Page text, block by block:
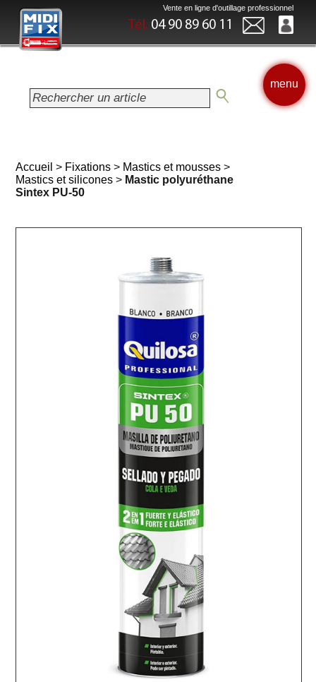
Vente en ligne d'outillage professionnel
Tél. 04 90 89 60 11
menu
Accueil > Fixations > Mastics et mousses >
Mastics et silicones > Mastic polyuréthane
Sintex PU-50